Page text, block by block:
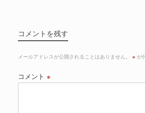
コメントを残す
メールアドレスが公開されることはありません。 ※ が
コメント ※